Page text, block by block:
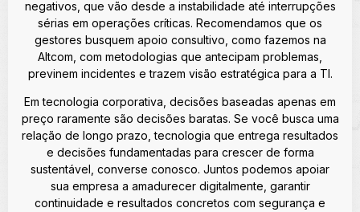
negativos, que vão desde a instabilidade até interrupções
sérias em operações críticas. Recomendamos que os
gestores busquem apoio consultivo, como fazemos na
Altcom, com metodologias que antecipam problemas,
previnem incidentes e trazem visão estratégica para a TI.
Em tecnologia corporativa, decisões baseadas apenas em
preço raramente são decisões baratas. Se você busca uma
relação de longo prazo, tecnologia que entrega resultados
e decisões fundamentadas para crescer de forma
sustentável, converse conosco. Juntos podemos apoiar
sua empresa a amadurecer digitalmente, garantir
continuidade e resultados concretos com segurança e